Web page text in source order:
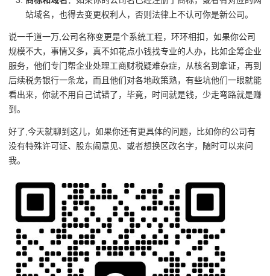
站域名，也得去变更权利人，否则法律上不认可你是新公司。
说一千道一万,公司名称变更是个系统工程，环环相扣，如果你公司
规模不大，事情又多，真不如花点小钱找专业的人办，比如企筹企业
服务，他们专门帮企业处理工商财税疑难杂症，从核名到拿证，再到
后续税务银行一条龙，而且他们对各地政策熟，有些坑他们一眼就能
看出来，你就不用自己试错了，毕竟，时间就是钱，少走弯路就是赚
到。
好了,今天就聊到这儿，如果你还有更具体的问题，比如你的公司有
没有特殊许可证、股东闹意见、或者想换区改名字，随时可以来问
我。